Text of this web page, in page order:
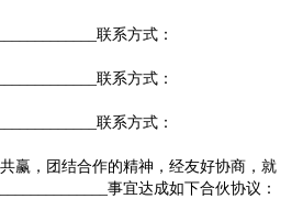
联系方式：
联系方式：
联系方式：
赢，团结合作的精神，经友好协商，就
事宜达成如下合伙协议：